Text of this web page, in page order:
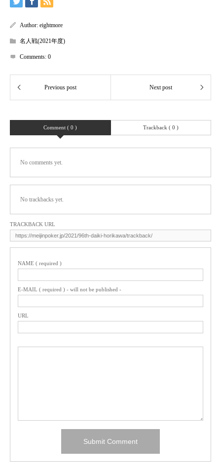
Author: eightmore
名人戦(2021年度)
Comments: 0
Comment ( 0 ) Trackback ( 0 )
No comments yet.
No trackbacks yet.
TRACKBACK URL
NAME ( required )
E-MAIL ( required ) - will not be published -
URL